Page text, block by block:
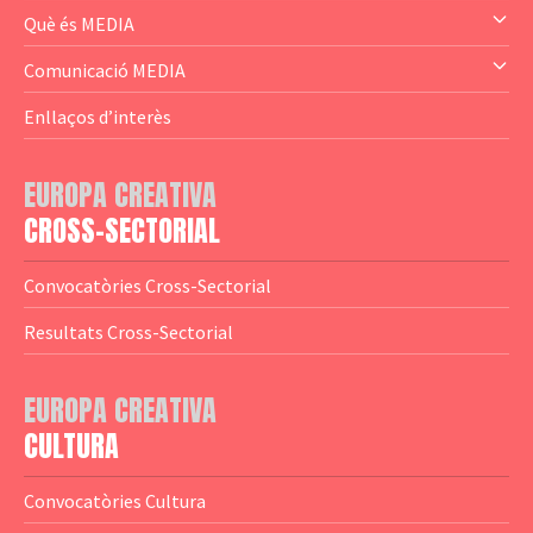
— Audience Cluster
— Altres
Què és MEDIA
— El subprograma MEDIA
— Agència Executiva
— Logotips
Comunicació MEDIA
— Estrenes a Catalunya
— Notícies
— Guies MEDIA
— Altres Guies
— Presentacions
— Estudis
— Anuaris
Enllaços d’interès
EUROPA CREATIVA
CROSS-SECTORIAL
Convocatòries Cross-Sectorial
Resultats Cross-Sectorial
EUROPA CREATIVA
CULTURA
Convocatòries Cultura